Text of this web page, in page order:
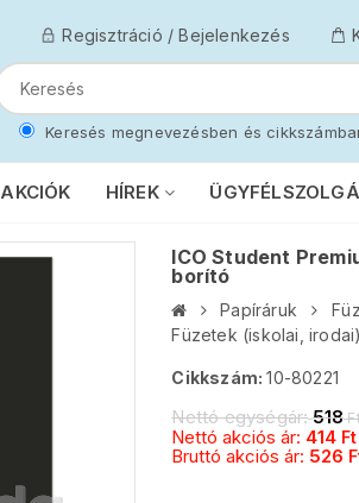
Regisztráció / Bejelenkezés
Keresés megnevezésben és
AKCIÓK HÍREK
ICO Student
borító
Papíráruk
Füzetek (iskolai, irodai)
Cikkszám:10-80221
Nettó egységár:518
Nettó akciós ár: 414 Ft
Bruttó akciós ár: 526